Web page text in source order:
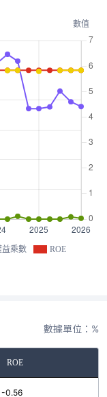
益乘數 ROE
數據單位：%
ROE
-0.56